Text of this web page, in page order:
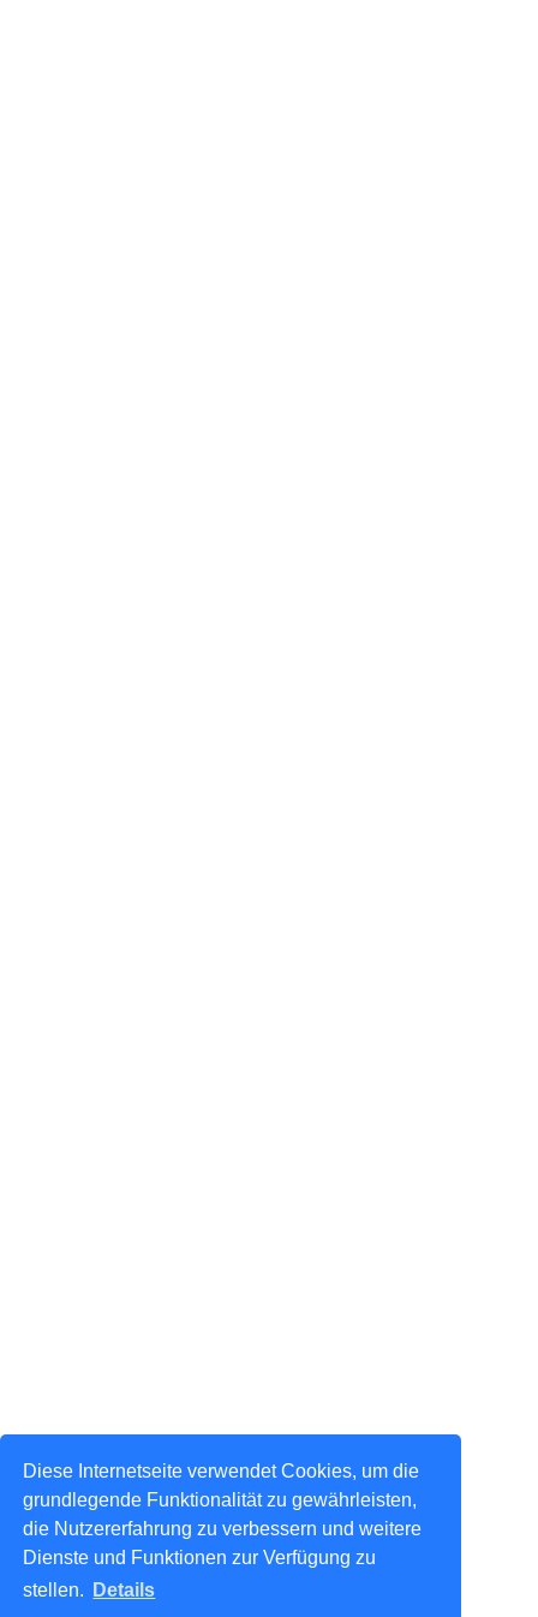
Diese Internetseite verwendet Cookies, um die
grundlegende Funktionalität zu gewährleisten,
die Nutzererfahrung zu verbessern und weitere
Dienste und Funktionen zur Verfügung zu
stellen.
Details